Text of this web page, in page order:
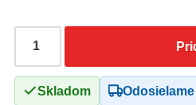
Skladom